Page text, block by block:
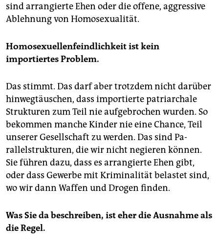
sind arrangierte Ehen oder die offene, aggressive
Ablehnung von Homosexualität.
Homosexuellenfeindlichkeit ist kein
importiertes Problem.
Das stimmt. Das darf aber trotzdem nicht darüber
hinwegtäuschen, dass importierte patriarchale
Strukturen zum Teil nie aufgebrochen wurden. So
bekommen manche Kinder nie eine Chance, Teil
unserer Gesellschaft zu werden. Das sind Pa­
rallelstrukturen, die wir nicht negieren können.
Sie führen dazu, dass es arrangierte Ehen gibt,
oder dass Gewerbe mit Kriminalität belastet sind,
wo wir dann Waffen und Drogen finden.
Was Sie da beschreiben, ist eher die Ausnahme als
die Regel.